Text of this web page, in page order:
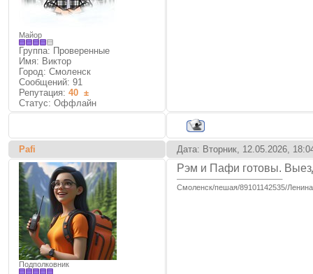
Майор
Группа: Проверенные
Имя: Виктор
Город: Смоленск
Сообщений: 91
Репутация: 40 ±
Статус: Оффлайн
Pafi Дата: Вторник, 12.05.2026,
Подполковник
Рэм и Пафи готовы.
Смоленск/пешая/89101142535/Ленина